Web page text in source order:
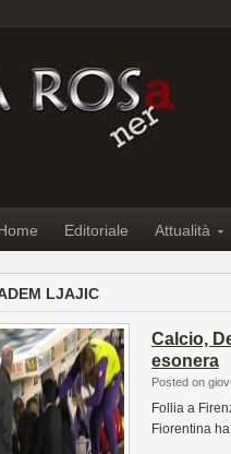
Editoriale Attualità
LJAJIC
Calcio,
esonera
Posted on
Follia a
Fiorentina